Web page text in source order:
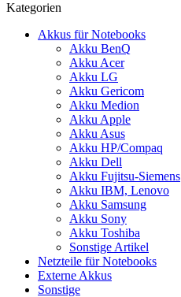
Kategorien
Akkus für Notebooks
Akku BenQ
Akku Acer
Akku LG
Akku Gericom
Akku Medion
Akku Apple
Akku Asus
Akku HP/Compaq
Akku Dell
Akku Fujitsu-Siemens
Akku IBM, Lenovo
Akku Samsung
Akku Sony
Akku Toshiba
Sonstige Artikel
Netzteile für Notebooks
Externe Akkus
Sonstige